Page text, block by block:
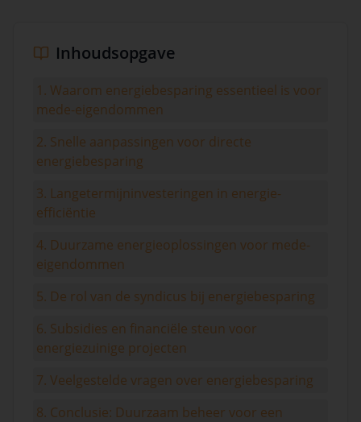
Inhoudsopgave
1. Waarom energiebesparing essentieel is voor
mede-eigendommen
2. Snelle aanpassingen voor directe
energiebesparing
3. Langetermijninvesteringen in energie-
efficiëntie
4. Duurzame energieoplossingen voor mede-
eigendommen
5. De rol van de syndicus bij energiebesparing
6. Subsidies en financiële steun voor
energiezuinige projecten
7. Veelgestelde vragen over energiebesparing
8. Conclusie: Duurzaam beheer voor een